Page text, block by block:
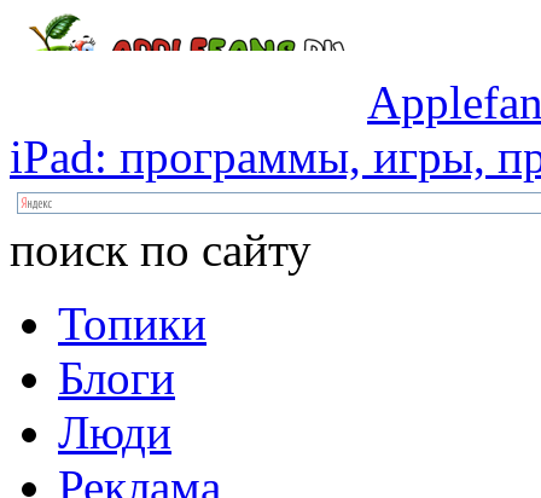
iPad: программы, игры,
поиск по сайту
Топики
Блоги
Люди
Реклама